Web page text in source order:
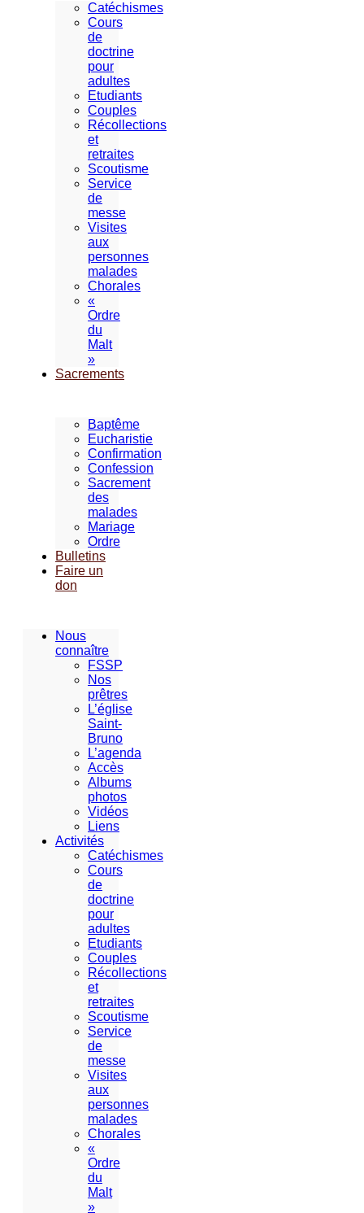
Catéchismes
Cours
de
doctrine
pour
adultes
Etudiants
Couples
Récollections
et
retraites
Scoutisme
Service
de
messe
Visites
aux
personnes
malades
Chorales
«
Ordre
du
Malt
»
Sacrements
Baptême
Eucharistie
Confirmation
Confession
Sacrement
des
malades
Mariage
Ordre
Bulletins
Faire un
don
Nous
connaître
FSSP
Nos
prêtres
L’église
Saint-
Bruno
L’agenda
Accès
Albums
photos
Vidéos
Liens
Activités
Catéchismes
Cours
de
doctrine
pour
adultes
Etudiants
Couples
Récollections
et
retraites
Scoutisme
Service
de
messe
Visites
aux
personnes
malades
Chorales
«
Ordre
du
Malt
»